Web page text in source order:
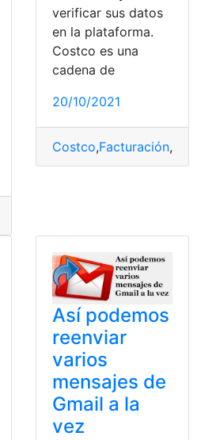
verificar sus datos
en la plataforma.
Costco es una
cadena de
20/10/2021
Costco,Facturación,
Así podemos
reenviar
varios
mensajes de
Gmail a la
vez